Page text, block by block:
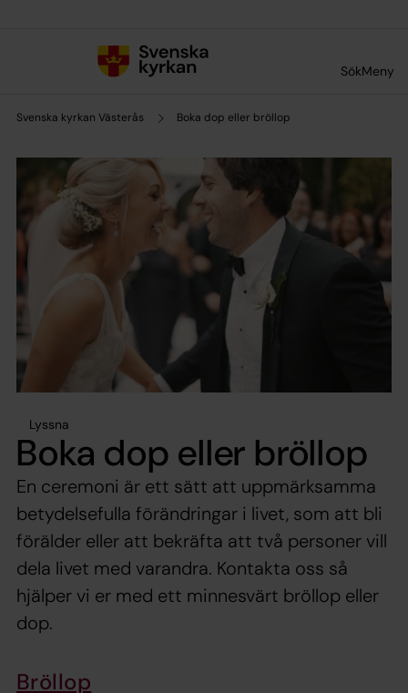
SökMeny
Svenska kyrkan Västerås Boka dop eller bröllop
Lyssna
Boka dop eller bröllop
En ceremoni är ett sätt att uppmärksamma
betydelsefulla förändringar i livet, som att bli
förälder eller att bekräfta att två personer vill
dela livet med varandra. Kontakta oss så
hjälper vi er med ett minnesvärt bröllop eller
dop.
Bröllop